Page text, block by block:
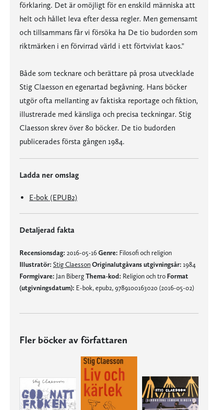
förklaring. Det är omöjligt för en enskild människa att
helt och hållet leva efter dessa regler. Men gemensamt
och tillsammans får vi försöka ha De tio budorden som
riktmärken i en förvirrad värld i ett förtvivlat kaos."
Både som tecknare och berättare på prosa utvecklade
Stig Claesson en egenartad begåvning. Hans böcker
utgör ofta mellanting av faktiska reportage och fiktion,
illustrerade med känsliga och precisa teckningar. Stig
Claesson skrev över 80 böcker. De tio budorden
publicerades första gången 1984.
Ladda ner omslag
E-bok (EPUB2)
Detaljerad fakta
Recensionsdag: 2016-05-16Genre: Filosofi och religion
Illustratör: Stig ClaessonOriginalutgåvans utgivningsår: 1984
Formgivare: Jan BibergThema-kod: Religion och tro Format
(utgivningsdatum): E-bok, epub2, 9789100163020 (2016-05-02)
Fler böcker av författaren